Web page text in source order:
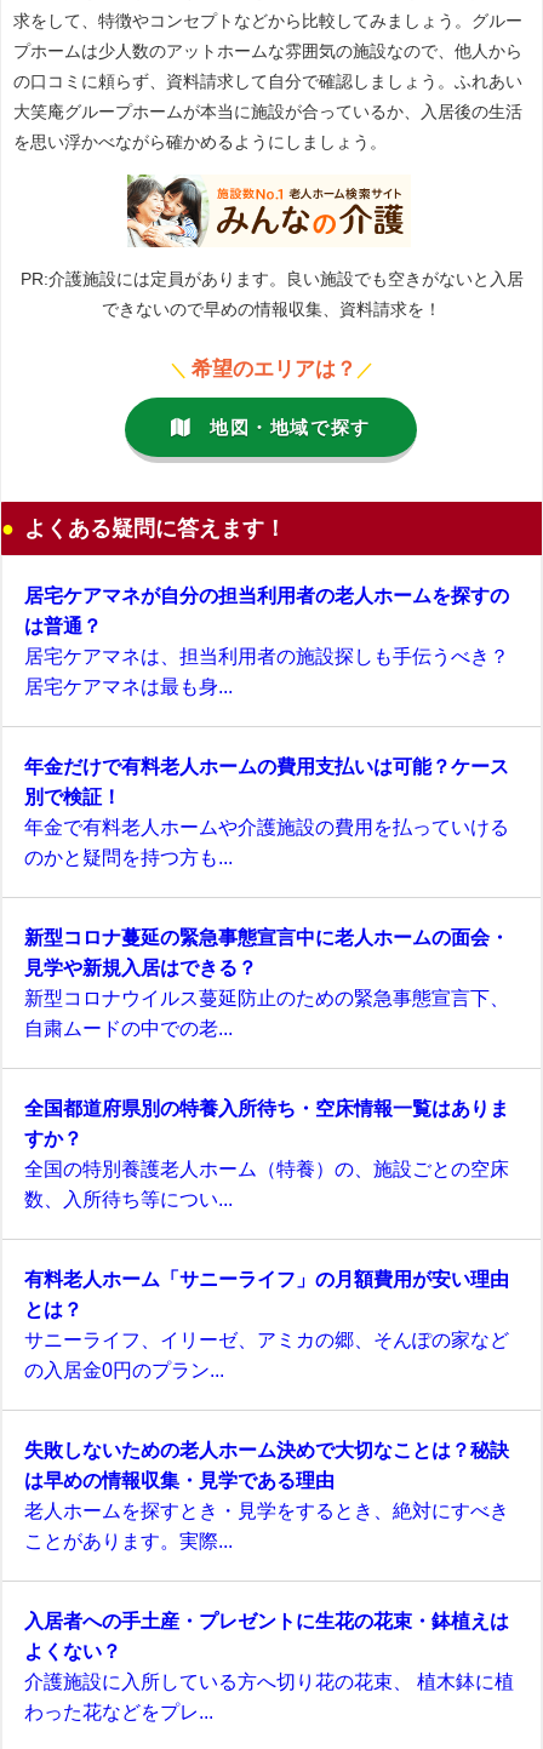
求をして、特徴やコンセプトなどから比較してみましょう。グルー
プホームは少人数のアットホームな雰囲気の施設なので、他人から
の口コミに頼らず、資料請求して自分で確認しましょう。ふれあい
大笑庵グループホームが本当に施設が合っているか、入居後の生活
を思い浮かべながら確かめるようにしましょう。
PR:介護施設には定員があります。良い施設でも空きがないと入居
できないので早めの情報収集、資料請求を！
＼ 希望のエリアは？ ／
地図・地域で探す
よくある疑問に答えます！
居宅ケアマネが自分の担当利用者の老人ホームを探すの
は普通？
居宅ケアマネは、担当利用者の施設探しも手伝うべき？
居宅ケアマネは最も身...
年金だけで有料老人ホームの費用支払いは可能？ケース
別で検証！
年金で有料老人ホームや介護施設の費用を払っていける
のかと疑問を持つ方も...
新型コロナ蔓延の緊急事態宣言中に老人ホームの面会・
見学や新規入居はできる？
新型コロナウイルス蔓延防止のための緊急事態宣言下、
自粛ムードの中での老...
全国都道府県別の特養入所待ち・空床情報一覧はありま
すか？
全国の特別養護老人ホーム（特養）の、施設ごとの空床
数、入所待ち等につい...
有料老人ホーム「サニーライフ」の月額費用が安い理由
とは？
サニーライフ、イリーゼ、アミカの郷、そんぽの家など
の入居金0円のプラン...
失敗しないための老人ホーム決めで大切なことは？秘訣
は早めの情報収集・見学である理由
老人ホームを探すとき・見学をするとき、絶対にすべき
ことがあります。実際...
入居者への手土産・プレゼントに生花の花束・鉢植えは
よくない？
介護施設に入所している方へ切り花の花束、 植木鉢に植
わった花などをプレ...